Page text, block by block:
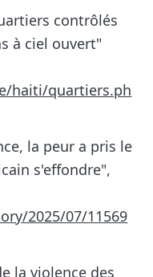
contrôlés
à ciel ouvert"
haiti/quartiers.ph
la peur a pris le
s'effondre",
2025/07/11569
la violence des